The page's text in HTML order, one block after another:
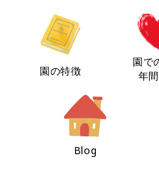
園の特徴
園で
年
Blog